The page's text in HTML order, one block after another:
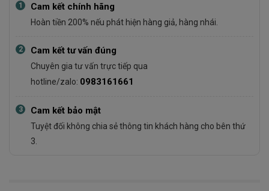
1 Cam kết chính hãng
Hoàn tiền 200% nếu phát hiện hàng giả, hàng nhái.
2 Cam kết tư vấn đúng
Chuyên gia tư vấn trực tiếp qua
hotline/zalo: 0983161661
3 Cam kết bảo mật
Tuyệt đối không chia sẻ thông tin khách hàng cho bên thứ
3.